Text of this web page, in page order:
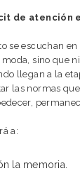
de atención
se escuchan
sino que
llegan a la
las normas
a:
la memoria.